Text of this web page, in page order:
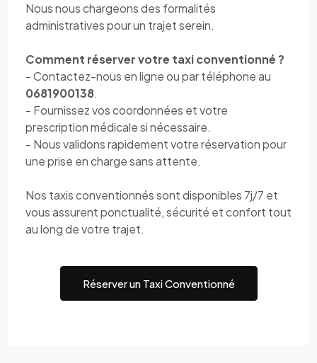
Nous nous chargeons des formalités
administratives pour un trajet serein.
Comment réserver votre taxi conventionné ?
- Contactez-nous en ligne ou par téléphone au
0681900138.
- Fournissez vos coordonnées et votre
prescription médicale si nécessaire.
- Nous validons rapidement votre réservation pour
une prise en charge sans attente.
Nos taxis conventionnés sont disponibles 7j/7 et
vous assurent ponctualité, sécurité et confort tout
au long de votre trajet.
Réserver un Taxi Conventionné